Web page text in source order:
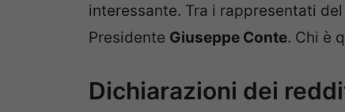
interessante. Tra i rappresentati del
Presidente Giuseppe Conte. Chi è
Dichiarazioni dei